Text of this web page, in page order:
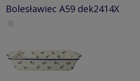
Bolesławiec A59 dek2414X